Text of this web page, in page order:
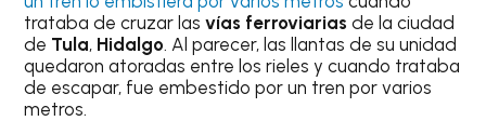
trataba de cruzar lasvías ferroviariasde la ciudad
de Tula, Hidalgo. Al parecer, las llantas de su unidad
quedaron atoradas entre los rieles y cuando trataba
de escapar, fue embestido por un tren por varios
metros.